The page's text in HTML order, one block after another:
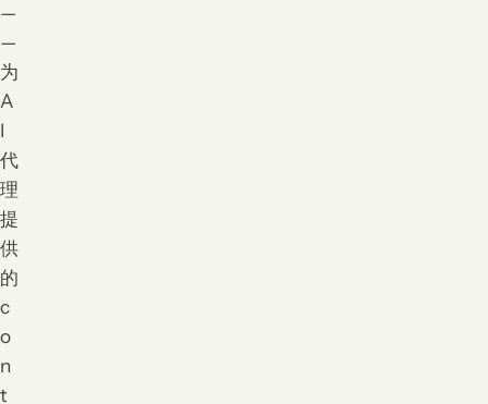
—
—
为
A
I
代
理
提
供
的
c
o
n
t